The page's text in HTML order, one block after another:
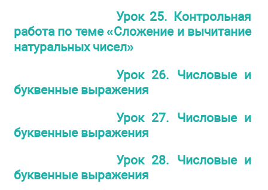
Урок 25. Контрольная
работа по теме «Сложение и вычитание
натуральных чисел»
Урок 26. Числовые и
буквенные выражения
Урок 27. Числовые и
буквенные выражения
Урок 28. Числовые и
буквенные выражения